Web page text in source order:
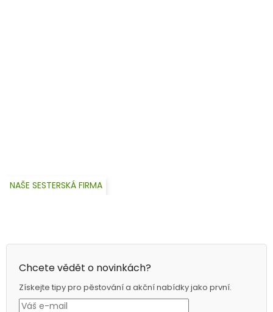
NAŠE SESTERSKÁ FIRMA
Chcete vědět o novinkách?
Získejte tipy pro pěstování a akční nabídky jako první.